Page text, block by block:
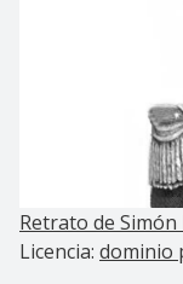
Retrato de
Licencia: dominio